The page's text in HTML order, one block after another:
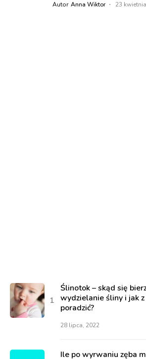
Autor Anna Wiktor 23
Ślinotok – skąd się
wydzielanie śliny i jak
poradzić?
28 lipca, 2022
Ile po wyrwaniu zęba